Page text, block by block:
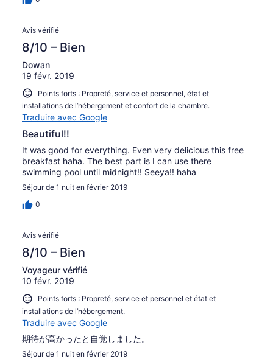
Avis vérifié
8/10 – Bien
Dowan
19 févr. 2019
Points forts : Propreté, service et personnel, état et
installations de l’hébergement et confort de la chambre.
Traduire avec Google
Beautiful!!
It was good for everything. Even very delicious this free
breakfast haha. The best part is I can use there
swimming pool until midnight!! Seeya!! haha
Séjour de 1 nuit en février 2019
0
Avis vérifié
8/10 – Bien
Voyageur vérifié
10 févr. 2019
Points forts : Propreté, service et personnel et état et
installations de l’hébergement.
Traduire avec Google
期待が高かったと自覚しました。
Séjour de 1 nuit en février 2019